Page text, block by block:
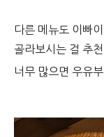
다른 메뉴도 이빠
골라보시는 걸 추
너무 많으면 우유